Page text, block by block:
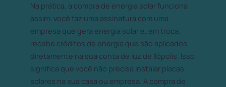
Na prática, a compra de energia solar funciona
assim: você faz uma assinatura com uma
empresa que gera energia solar e, em troca,
recebe créditos de energia que são aplicados
diretamente na sua conta de luz de Ilópolis. Isso
significa que você não precisa instalar placas
solares na sua casa ou empresa. A compra de